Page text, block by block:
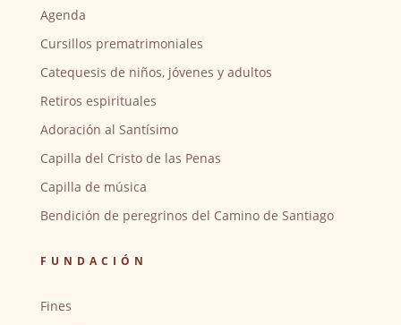
Agenda
Cursillos prematrimoniales
Catequesis de niños, jóvenes y adultos
Retiros espirituales
Adoración al Santísimo
Capilla del Cristo de las Penas
Capilla de música
Bendición de peregrinos del Camino de Santiago
FUNDACIÓN
Fines